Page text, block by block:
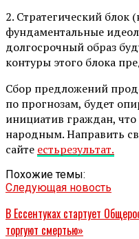
2. Стратегический блок
фундаментальные
долгосрочный образ
контуры этого блока
Сбор предложений
по прогнозам, будет
инициатив граждан,
народным. Направить
сайте естьрезультат.
Похожие темы:
Следующая новость
В Ессентуках стартует
торгуют смертью»